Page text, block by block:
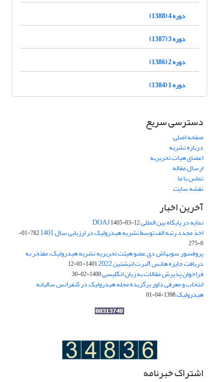
دوره 4 (1388)
دوره 3 (1387)
دوره 2 (1386)
دوره 1 (1384)
دسترسی سریع
صفحه اصلی
درباره نشریه
اعضای هیات تحریریه
ارسال مقاله
تماس با ما
نقشه سایت
آخرین اخبار
نمایه در پایگاه بین المللی DOAJ1405-03-12
اخذ مجدد رتبه الف توسط نشریه هیدرولیک در ارزیابی سال 1401
782-01-
0-275
پروفسور سوبهاش دی عضو هیئت تحریریه نشریه هیدرولیک، مفتخر به
دریافت جایزه هانس آلبرت انیشتین 2022 1401-01-12
فراخوان پذیرش مقالات به زبان انگلیسی1400-02-30
انتخاب و معرفی داور برگزیده مجله هیدرولیک در کنفرانس سالیانه
هیدرولیک1398-04-01
اشتراک خبرنامه